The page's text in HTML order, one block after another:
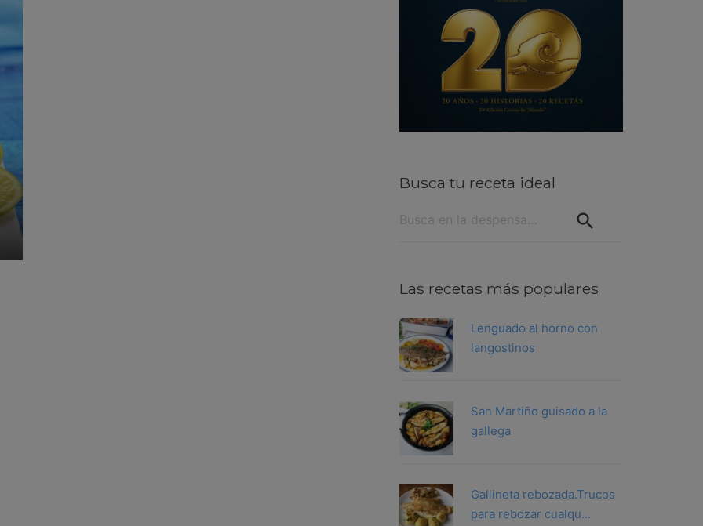
Busca tu receta ideal
Las recetas más populares
Lenguado al horno con
langostinos
San Martiño guisado a la
gallega
Gallineta rebozada.Trucos
para rebozar cualqu...